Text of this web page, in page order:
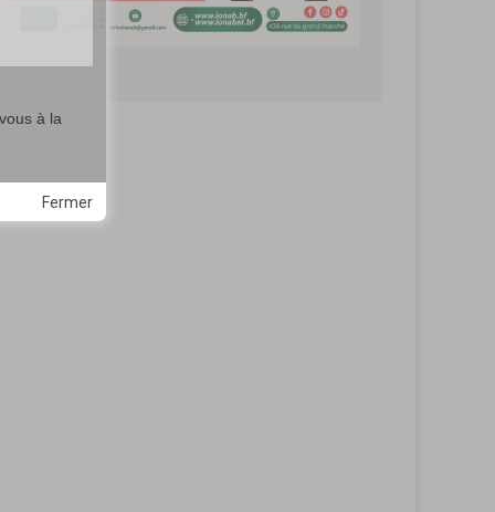
Fermer
à la